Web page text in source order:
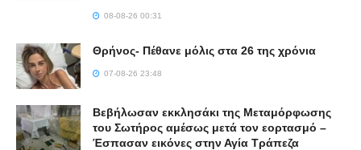
08-08-26 00:31
Θρήνος- Πέθανε μόλις στα 26 της χρόνια
07-08-26 23:48
Βεβήλωσαν εκκλησάκι της Μεταμόρφωσης
του Σωτήρος αμέσως μετά τον εορτασμό –
Έσπασαν εικόνες στην Αγία Τράπεζα